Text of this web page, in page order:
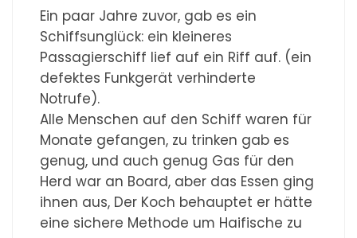
Ein paar Jahre zuvor, gab es ein
Schiffsunglück: ein kleineres
Passagierschiff lief auf ein Riff auf. (ein
defektes Funkgerät verhinderte
Notrufe).
Alle Menschen auf den Schiff waren für
Monate gefangen, zu trinken gab es
genug, und auch genug Gas für den
Herd war an Board, aber das Essen ging
ihnen aus, Der Koch behauptet er hätte
eine sichere Methode um Haifische zu